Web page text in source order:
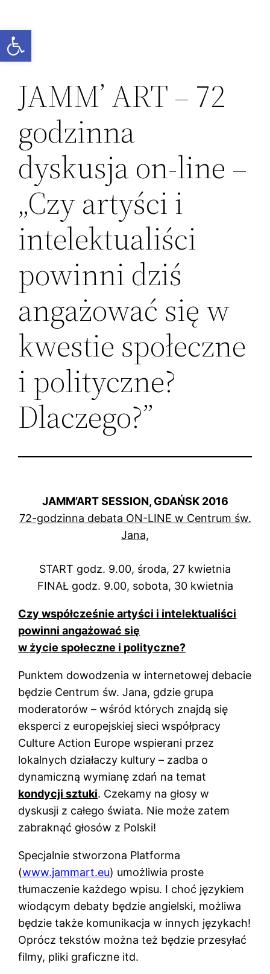
Otwórz pasek narzędzi
do
treści
JAMM’ ART – 72
godzinna
dyskusja on-line –
„Czy artyści i
intelektualiści
powinni dziś
angażować się w
kwestie społeczne
i polityczne?
Dlaczego?”
JAMM’ART SESSION, GDAŃSK 2016
72-godzinna debata ON-LINE w Centrum św.
Jana,
START godz. 9.00, środa, 27 kwietnia
FINAŁ godz. 9.00, sobota, 30 kwietnia
Czy współcześnie artyści i intelektualiści
powinni angażować się
w życie społeczne i polityczne?
Punktem dowodzenia w internetowej debacie
będzie Centrum św. Jana, gdzie grupa
moderatorów – wśród których znajdą się
eksperci z europejskiej sieci współpracy
Culture Action Europe wspierani przez
lokalnych działaczy kultury – zadba o
dynamiczną wymianę zdań na temat
kondycji sztuki. Czekamy na głosy w
dyskusji z całego świata. Nie może zatem
zabraknąć głosów z Polski!
Specjalnie stworzona Platforma
(www.jammart.eu) umożliwia proste
tłumaczenie każdego wpisu. I choć językiem
wiodącym debaty będzie angielski, możliwa
będzie także komunikacja w innych językach!
Oprócz tekstów można też będzie przesyłać
filmy, pliki graficzne itd.